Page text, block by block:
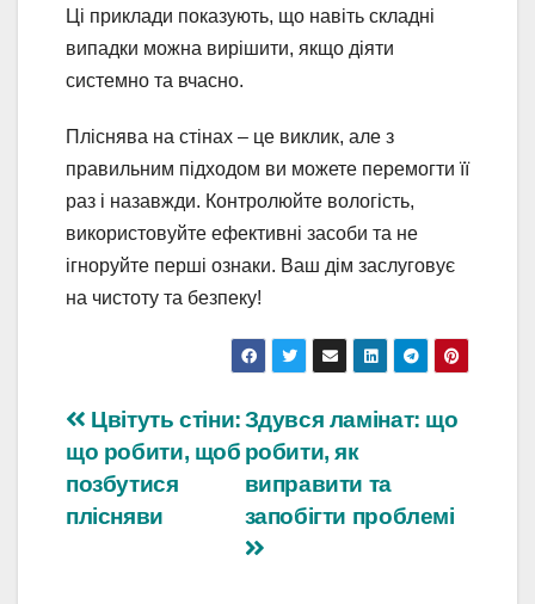
Ці приклади показують, що навіть складні
випадки можна вирішити, якщо діяти
системно та вчасно.
Пліснява на стінах – це виклик, але з
правильним підходом ви можете перемогти її
раз і назавжди. Контролюйте вологість,
використовуйте ефективні засоби та не
ігноруйте перші ознаки. Ваш дім заслуговує
на чистоту та безпеку!
Навігація
записів
Здувся ламінат: що
робити, як
виправити та
запобігти проблемі
Цвітуть стіни:
що робити, щоб
позбутися
плісняви